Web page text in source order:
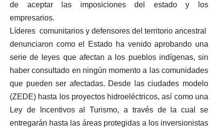
de aceptar las imposiciones del estado y los
empresarios.
Líderes comunitarios y defensores del territorio ancestral
denunciaron como el Estado ha venido aprobando una
serie de leyes que afectan a los pueblos indígenas, sin
haber consultado en ningún momento a las comunidades
que pueden ser afectadas. Desde las ciudades modelo
(ZEDE) hasta los proyectos hidroeléctricos, así como una
Ley de Incentivos al Turismo, a través de la cual se
entregarán hasta las áreas protegidas a los inversionistas